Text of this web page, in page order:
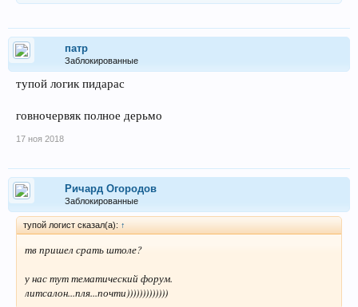
патр
Заблокированные
тупой логик пидарас
говночервяк полное дерьмо
17 ноя 2018
Ричард Огородов
Заблокированные
тупой логист сказал(а): ↑
тв пришел срать штоле?
у нас тут тематический форум.
литсалон...пля...почти)))))))))))))